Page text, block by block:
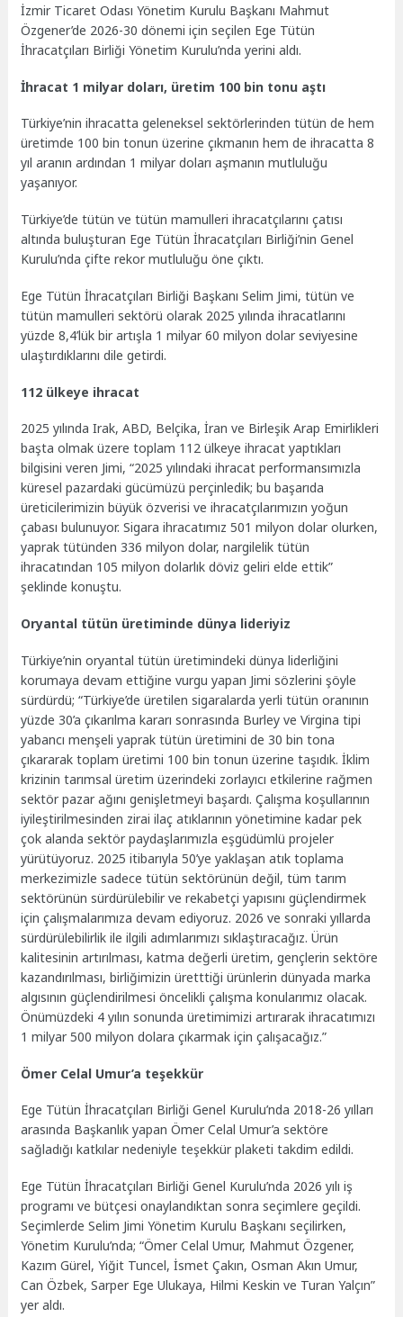
İzmir Ticaret Odası Yönetim Kurulu Başkanı Mahmut
Özgener’de 2026-30 dönemi için seçilen Ege Tütün
İhracatçıları Birliği Yönetim Kurulu’nda yerini aldı.
İhracat 1 milyar doları, üretim 100 bin tonu aştı
Türkiye’nin ihracatta geleneksel sektörlerinden tütün de hem
üretimde 100 bin tonun üzerine çıkmanın hem de ihracatta 8
yıl aranın ardından 1 milyar doları aşmanın mutluluğu
yaşanıyor.
Türkiye’de tütün ve tütün mamulleri ihracatçılarını çatısı
altında buluşturan Ege Tütün İhracatçıları Birliği’nin Genel
Kurulu’nda çifte rekor mutluluğu öne çıktı.
Ege Tütün İhracatçıları Birliği Başkanı Selim Jimi, tütün ve
tütün mamulleri sektörü olarak 2025 yılında ihracatlarını
yüzde 8,4’lük bir artışla 1 milyar 60 milyon dolar seviyesine
ulaştırdıklarını dile getirdi.
112 ülkeye ihracat
2025 yılında Irak, ABD, Belçika, İran ve Birleşik Arap Emirlikleri
başta olmak üzere toplam 112 ülkeye ihracat yaptıkları
bilgisini veren Jimi, “2025 yılındaki ihracat performansımızla
küresel pazardaki gücümüzü perçinledik; bu başarıda
üreticilerimizin büyük özverisi ve ihracatçılarımızın yoğun
çabası bulunuyor. Sigara ihracatımız 501 milyon dolar olurken,
yaprak tütünden 336 milyon dolar, nargilelik tütün
ihracatından 105 milyon dolarlık döviz geliri elde ettik”
şeklinde konuştu.
Oryantal tütün üretiminde dünya lideriyiz
Türkiye’nin oryantal tütün üretimindeki dünya liderliğini
korumaya devam ettiğine vurgu yapan Jimi sözlerini şöyle
sürdürdü; “Türkiye’de üretilen sigaralarda yerli tütün oranının
yüzde 30’a çıkarılma kararı sonrasında Burley ve Virgina tipi
yabancı menşeli yaprak tütün üretimini de 30 bin tona
çıkararak toplam üretimi 100 bin tonun üzerine taşıdık. İklim
krizinin tarımsal üretim üzerindeki zorlayıcı etkilerine rağmen
sektör pazar ağını genişletmeyi başardı. Çalışma koşullarının
iyileştirilmesinden zirai ilaç atıklarının yönetimine kadar pek
çok alanda sektör paydaşlarımızla eşgüdümlü projeler
yürütüyoruz. 2025 itibarıyla 50’ye yaklaşan atık toplama
merkezimizle sadece tütün sektörünün değil, tüm tarım
sektörünün sürdürülebilir ve rekabetçi yapısını güçlendirmek
için çalışmalarımıza devam ediyoruz. 2026 ve sonraki yıllarda
sürdürülebilirlik ile ilgili adımlarımızı sıklaştıracağız. Ürün
kalitesinin artırılması, katma değerli üretim, gençlerin sektöre
kazandırılması, birliğimizin üretttiği ürünlerin dünyada marka
algısının güçlendirilmesi öncelikli çalışma konularımız olacak.
Önümüzdeki 4 yılın sonunda üretimimizi artırarak ihracatımızı
1 milyar 500 milyon dolara çıkarmak için çalışacağız.”
Ömer Celal Umur’a teşekkür
Ege Tütün İhracatçıları Birliği Genel Kurulu’nda 2018-26 yılları
arasında Başkanlık yapan Ömer Celal Umur’a sektöre
sağladığı katkılar nedeniyle teşekkür plaketi takdim edildi.
Ege Tütün İhracatçıları Birliği Genel Kurulu’nda 2026 yılı iş
programı ve bütçesi onaylandıktan sonra seçimlere geçildi.
Seçimlerde Selim Jimi Yönetim Kurulu Başkanı seçilirken,
Yönetim Kurulu’nda; “Ömer Celal Umur, Mahmut Özgener,
Kazım Gürel, Yiğit Tuncel, İsmet Çakın, Osman Akın Umur,
Can Özbek, Sarper Ege Ulukaya, Hilmi Keskin ve Turan Yalçın”
yer aldı.